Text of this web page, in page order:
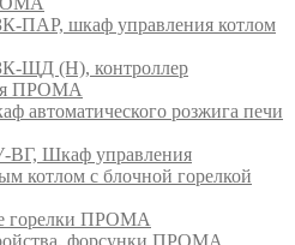
ПАР, шкаф управления котлом
ЩД (Н), контроллер
ПРОМА
автоматического розжига печи
Шкаф управления
котлом с блочной горелкой
горелки ПРОМА
форсунки ПРОМА